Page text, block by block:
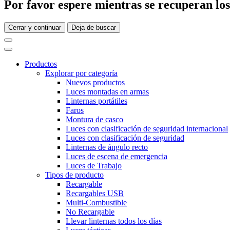
Por favor espere mientras se recuperan
Cerrar y continuar Deja de buscar
Productos
Explorar por categoría
Nuevos productos
Luces montadas en armas
Linternas portátiles
Faros
Montura de casco
Luces con clasificación de seguridad internacional
Luces con clasificación de seguridad
Linternas de ángulo recto
Luces de escena de emergencia
Luces de Trabajo
Tipos de producto
Recargable
Recargables USB
Multi-Combustible
No Recargable
Llevar linternas todos los días